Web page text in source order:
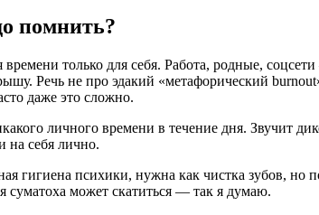
помнить?
только для себя. Работа, родные,
Речь не про эдакий «метафорический
даже это сложно.
личного времени в течение дня. Звучит
на себя лично.
гигиена психики, нужна как чистка зубов,
суматоха может скатиться — так я думаю.